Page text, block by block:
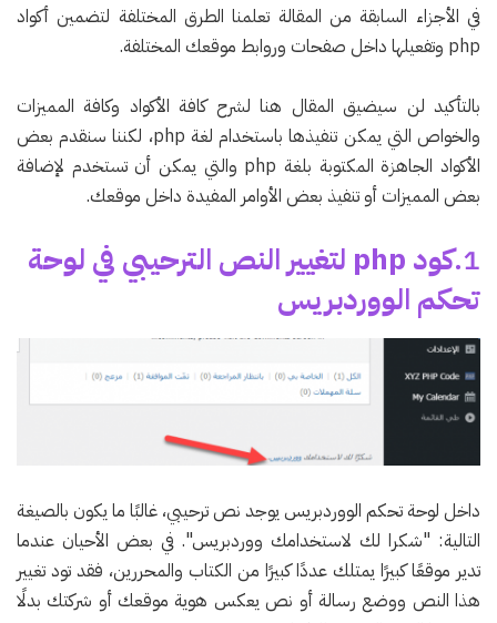
في الأجزاء السابقة من المقالة تعلمنا الطرق المختلفة لتضمين أكواد
php وتفعيلها داخل صفحات وروابط موقعك المختلفة.
بالتأكيد لن سيضيق المقال هنا لشرح كافة الأكواد وكافة المميزات
والخواص التي يمكن تنفيذها باستخدام لغة php، لكننا سنقدم بعض
الأكواد الجاهزة المكتوبة بلغة php والتي يمكن أن تستخدم لإضافة
بعض المميزات أو تنفيذ بعض الأوامر المفيدة داخل موقعك.
1.
كود php لتغيير النص الترحيبي في لوحة
تحكم الووردبريس
داخل لوحة تحكم الووردبريس يوجد نص ترحيبي، غالبًا ما يكون بالصيغة
التالية: "شكرا لك لاستخدامك ووردبريس". في بعض الأحيان عندما
تدير موقعًا كبيرًا يمتلك عددًا كبيرًا من الكتاب والمحررين، فقد تود تغيير
هذا النص ووضع رسالة أو نص يعكس هوية موقعك أو شركتك بدلًا